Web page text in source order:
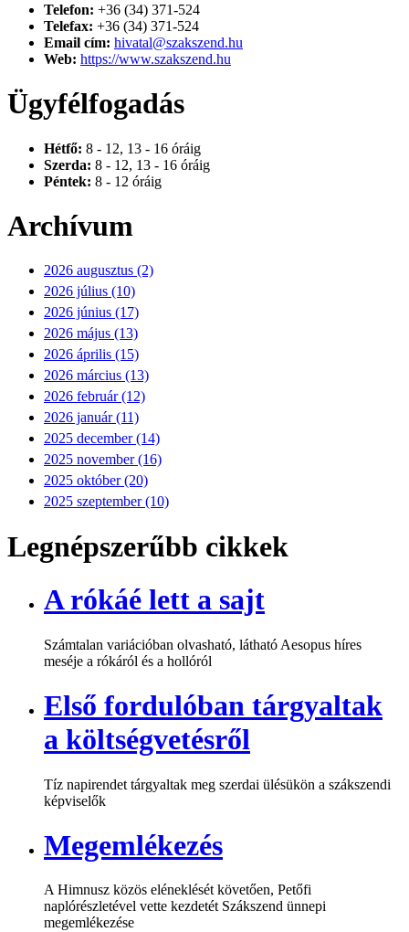
Telefon: +36 (34) 371-524
Telefax: +36 (34) 371-524
Email cím: hivatal@szakszend.hu
Web: https://www.szakszend.hu
Ügyfélfogadás
Hétfő: 8 - 12, 13 - 16 óráig
Szerda: 8 - 12, 13 - 16 óráig
Péntek: 8 - 12 óráig
Archívum
2026 augusztus (2)
2026 július (10)
2026 június (17)
2026 május (13)
2026 április (15)
2026 március (13)
2026 február (12)
2026 január (11)
2025 december (14)
2025 november (16)
2025 október (20)
2025 szeptember (10)
Legnépszerűbb cikkek
A rókáé lett a sajt
Számtalan variációban olvasható, látható Aesopus híres
meséje a rókáról és a hollóról
Első fordulóban tárgyaltak
a költségvetésről
Tíz napirendet tárgyaltak meg szerdai ülésükön a szákszendi
képviselők
Megemlékezés
A Himnusz közös eléneklését követően, Petőfi
naplórészletével vette kezdetét Szákszend ünnepi
megemlékezése